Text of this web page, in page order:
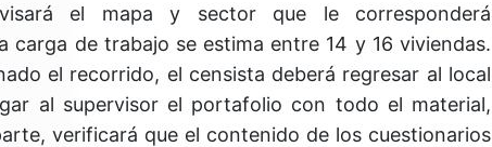
el mapa y sector que le corresponderá
carga de trabajo se estima entre 14 y 16 viviendas.
el recorrido, el censista deberá regresar al local
al supervisor el portafolio con todo el material,
verificará que el contenido de los cuestionarios